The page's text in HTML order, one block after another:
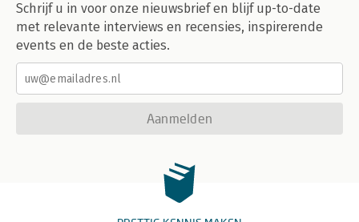
Schrijf u in voor onze nieuwsbrief en blijf up-to-date
met relevante interviews en recensies, inspirerende
events en de beste acties.
Aanmelden